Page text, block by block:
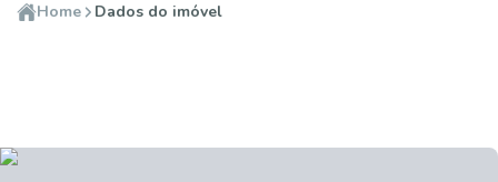
Home Dados do imóvel